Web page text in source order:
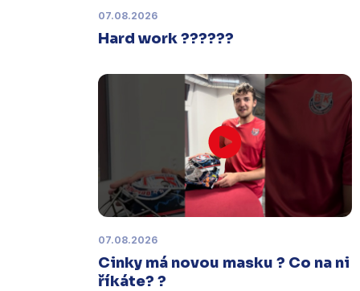
Úterý 27. ledna |Utkání 32. kola v
, které se mělo původně
odehrát 31. ledna, bylo z důvodu
marodky Králů
odloženo. Kluby se
domluvily na náhradním termínu,
Bruslaři se s Pískem utkají venku
pondělí 16. února od 18:00 .
Charitativní aukce
Sobota 3. ledna | Vydražte si na
07.08.2026
Hard work ??????
07.08.2026
Cinky má novou masku ? Co na ni
říkáte? ?